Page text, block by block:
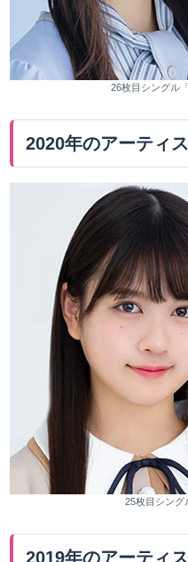
26枚目シングル
2020年のアーティ
25枚目シング
2019年のアーティ